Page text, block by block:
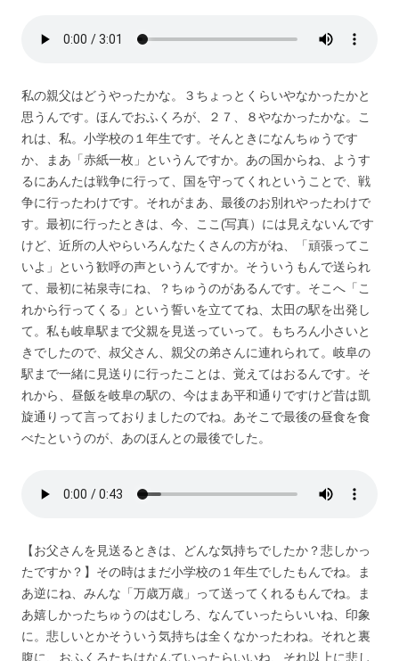
私の親父はどうやったかな。３ちょっとくらいやなかったかと
思うんです。ほんでおふくろが、２７、８やなかったかな。こ
れは、私。小学校の１年生です。そんときになんちゅうです
か、まあ「赤紙一枚」というんですか。あの国からね、ようす
るにあんたは戦争に行って、国を守ってくれということで、戦
争に行ったわけです。それがまあ、最後のお別れやったわけで
す。最初に行ったときは、今、ここ(写真）には見えないんです
けど、近所の人やらいろんなたくさんの方がね、「頑張ってこ
いよ」という歓呼の声というんですか。そういうもんで送られ
て、最初に祐泉寺にね、？ちゅうのがあるんです。そこへ「こ
れから行ってくる」という誓いを立ててね、太田の駅を出発し
て。私も岐阜駅まで父親を見送っていって。もちろん小さいと
きでしたので、叔父さん、親父の弟さんに連れられて。岐阜の
駅まで一緒に見送りに行ったことは、覚えてはおるんです。そ
れから、昼飯を岐阜の駅の、今はまあ平和通りですけど昔は凱
旋通りって言っておりましたのでね。あそこで最後の昼食を食
べたというのが、あのほんとの最後でした。
【お父さんを見送るときは、どんな気持ちでしたか？悲しかっ
たですか？】その時はまだ小学校の１年生でしたもんでね。ま
あ逆にね、みんな「万歳万歳」って送ってくれるもんでね。ま
あ嬉しかったちゅうのはむしろ、なんていったらいいね、印象
に。悲しいとかそういう気持ちは全くなかったわね。それと裏
腹に、おふくろたちはなんていったらいいね、それ以上に悲し